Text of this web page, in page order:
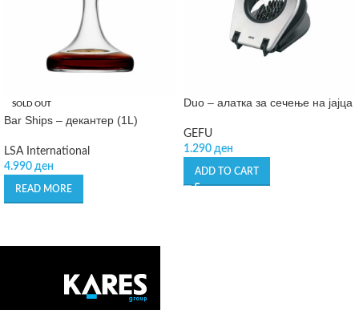
SOLD OUT
Bar Ships – декантер (1L)
LSA International
4.990 ден
READ MORE
Duo – алатка за сечење на јајца
GEFU
1.290 ден
ADD TO CART